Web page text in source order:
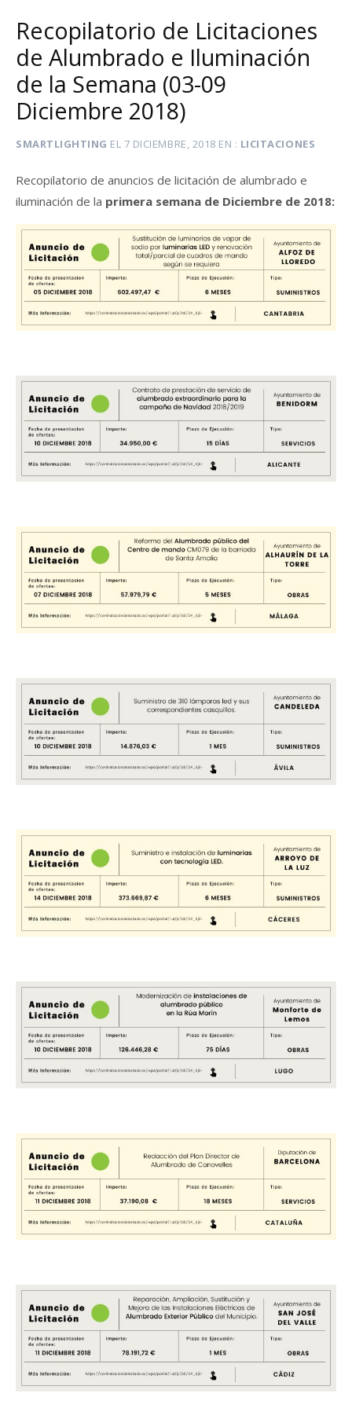
Recopilatorio de Licitaciones
de Alumbrado e Iluminación
de la Semana (03-09
Diciembre 2018)
SMARTLIGHTING EL 7 DICIEMBRE, 2018 EN LICITACIONES
Recopilatorio de anuncios de licitación de alumbrado e
iluminación de la primera semana de Diciembre de 2018: